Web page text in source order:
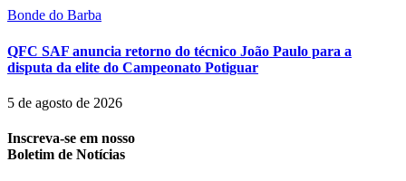
Bonde do Barba
QFC SAF anuncia retorno do técnico João Paulo para a
disputa da elite do Campeonato Potiguar
5 de agosto de 2026
Inscreva-se em nosso
Boletim de Notícias